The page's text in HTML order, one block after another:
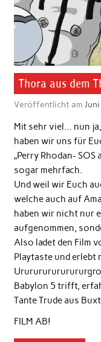
Thora aus dem
Veröffentlicht am
Mit sehr viel… nun
haben wir uns für
„Perry Rhodan-
sogar mehrfach.
Und weil wir Euch
welche auch auf
haben wir nicht nur
aufgenommen,
Also ladet den Film
Playtaste und erlebt
Babylon 5 trifft,
Tante Trude aus
FILM AB!